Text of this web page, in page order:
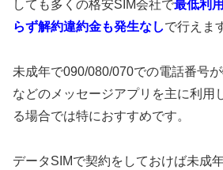
しても多くの格安SIM会社で最低利
らず解約違約金も発生なしで行えま
未成年で090/080/070での電話番号
などのメッセージアプリを主に利用
る場合では特におすすめです。
データSIMで契約をしておけば未成